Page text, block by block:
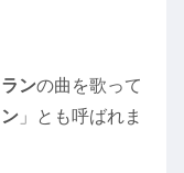
ンの曲を歌って
」とも呼ばれま